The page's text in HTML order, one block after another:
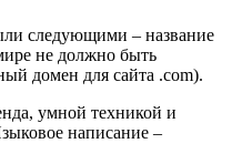
следующими – название
не должно быть
домен для сайта .com).
умной техникой и
написание –